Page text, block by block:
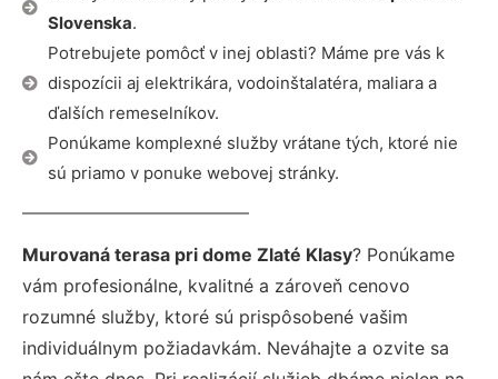
Slovenska.
Potrebujete pomôcť v inej oblasti? Máme pre vás k
dispozícii aj elektrikára, vodoinštalatéra, maliara a
ďalších remeselníkov.
Ponúkame komplexné služby vrátane tých, ktoré nie
sú priamo v ponuke webovej stránky.
Murovaná terasa pri dome Zlaté Klasy? Ponúkame
vám profesionálne, kvalitné a zároveň cenovo
rozumné služby, ktoré sú prispôsobené vašim
individuálnym požiadavkám. Neváhajte a ozvite sa